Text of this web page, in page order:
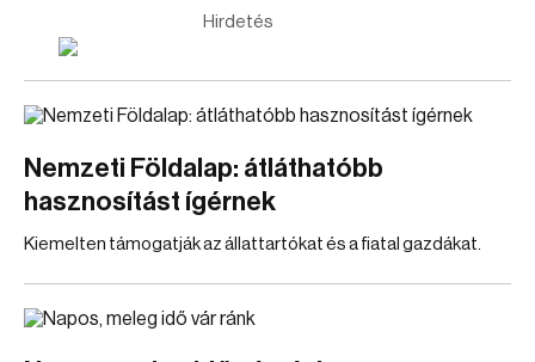
Hirdetés
Nemzeti Földalap: átláthatóbb
hasznosítást ígérnek
Kiemelten támogatják az állattartókat és a fiatal gazdákat.